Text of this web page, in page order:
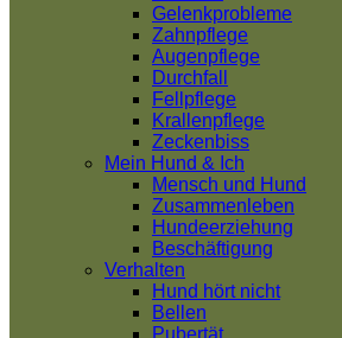
Gelenkprobleme
Zahnpflege
Augenpflege
Durchfall
Fellpflege
Krallenpflege
Zeckenbiss
Mein Hund & Ich
Mensch und Hund
Zusammenleben
Hundeerziehung
Beschäftigung
Verhalten
Hund hört nicht
Bellen
Pubertät